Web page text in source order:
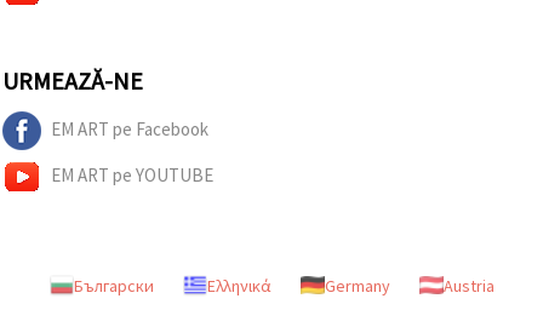
URMEAZĂ-NE
EM ART pe Facebook
EM ART pe YOUTUBE
Български Ελληνικά Germany
Austria